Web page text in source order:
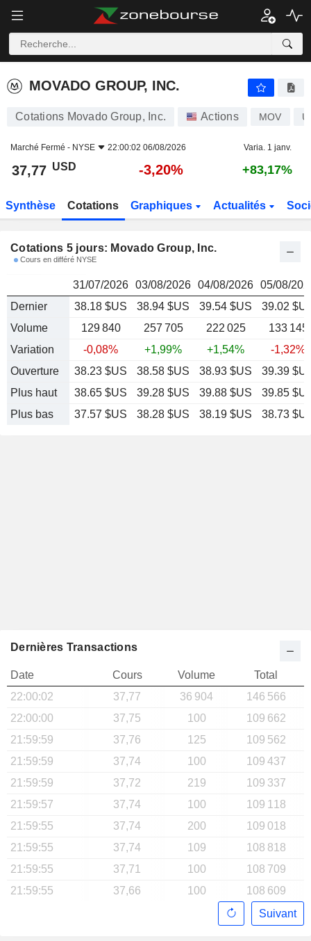
MOVADO GROUP, INC. 37,77
MOVADO GROUP, INC.
Cotations Movado Group, Inc. Actions MOV
Marché Fermé - NYSE 22:00:02 06/08/2026 Varia. 1 janv.
37,77 USD -3,20% +83,17%
Synthèse Cotations Graphiques Actualités
Cotations 5 jours: Movado Group, Inc.
Cours en différé NYSE
31/07/2026 03/08/2026 04/08/2026 05/08/
Dernier
38.18 $US 38.94 $US 39.54 $US
39.02
Volume
129 840 257 705 222 025
133 145
Variation
-0,08% +1,99% +1,54%
-1,32%
Ouverture
38.23 $US 38.58 $US 38.93 $US
39.39
Plus haut
38.65 $US 39.28 $US 39.88 $US
39.85
Plus bas
37.57 $US 38.28 $US 38.19 $US 38.73
Dernières Transactions
Date Cours Volume
Total
22:00:02
37,77 36 904
146 566
22:00:00
37,75 100
109 662
21:59:59
37,76 125
109 562
21:59:59
37,74 100
109 437
21:59:59
37,72 219
109 337
21:59:57
37,74 100
109 118
21:59:55
37,74 200
109 018
21:59:55
37,74 109
108 818
21:59:55
37,71 100
108 709
21:59:55
37,66 100
108 609
Suivant